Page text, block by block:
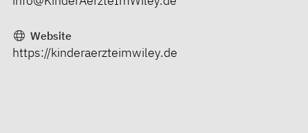
Website
https://kinderaerzteimwiley.de